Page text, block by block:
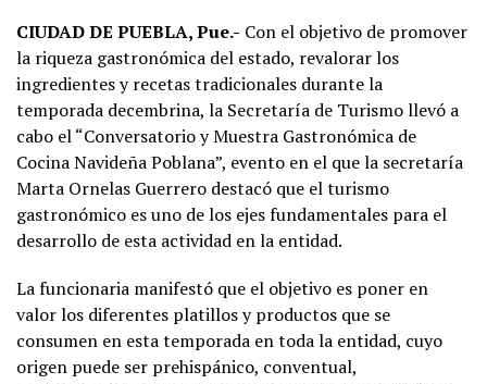
CIUDAD DE PUEBLA, Pue.- Con el objetivo de promover
la riqueza gastronómica del estado, revalorar los
ingredientes y recetas tradicionales durante la
temporada decembrina, la Secretaría de Turismo llevó a
cabo el “Conversatorio y Muestra Gastronómica de
Cocina Navideña Poblana”, evento en el que la secretaría
Marta Ornelas Guerrero destacó que el turismo
gastronómico es uno de los ejes fundamentales para el
desarrollo de esta actividad en la entidad.
La funcionaria manifestó que el objetivo es poner en
valor los diferentes platillos y productos que se
consumen en esta temporada en toda la entidad, cuyo
origen puede ser prehispánico, conventual,